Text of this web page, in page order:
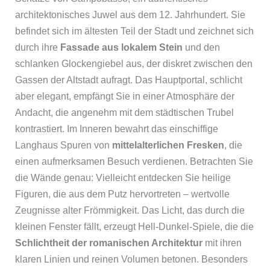
architektonisches Juwel aus dem 12. Jahrhundert. Sie
befindet sich im ältesten Teil der Stadt und zeichnet sich
durch ihre Fassade aus lokalem Stein und den
schlanken Glockengiebel aus, der diskret zwischen den
Gassen der Altstadt aufragt. Das Hauptportal, schlicht
aber elegant, empfängt Sie in einer Atmosphäre der
Andacht, die angenehm mit dem städtischen Trubel
kontrastiert. Im Inneren bewahrt das einschiffige
Langhaus Spuren von mittelalterlichen Fresken, die
einen aufmerksamen Besuch verdienen. Betrachten Sie
die Wände genau: Vielleicht entdecken Sie heilige
Figuren, die aus dem Putz hervortreten – wertvolle
Zeugnisse alter Frömmigkeit. Das Licht, das durch die
kleinen Fenster fällt, erzeugt Hell-Dunkel-Spiele, die die
Schlichtheit der romanischen Architekturmit ihren
klaren Linien und reinen Volumen betonen. Besonders